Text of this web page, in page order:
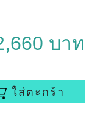
บาท
ใส่ตะกร้า